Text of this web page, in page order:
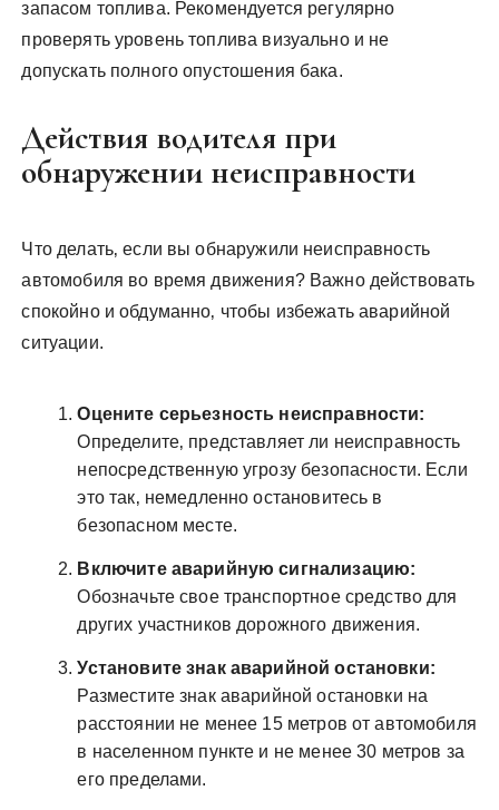
запасом топлива. Рекомендуется регулярно
проверять уровень топлива визуально и не
допускать полного опустошения бака.
Действия водителя при
обнаружении неисправности
Что делать‚ если вы обнаружили неисправность
автомобиля во время движения? Важно действовать
спокойно и обдуманно‚ чтобы избежать аварийной
ситуации.
Оцените серьезность неисправности:
Определите‚ представляет ли неисправность
непосредственную угрозу безопасности. Если
это так‚ немедленно остановитесь в
безопасном месте.
Включите аварийную сигнализацию:
Обозначьте свое транспортное средство для
других участников дорожного движения.
Установите знак аварийной остановки:
Разместите знак аварийной остановки на
расстоянии не менее 15 метров от автомобиля
в населенном пункте и не менее 30 метров за
его пределами.